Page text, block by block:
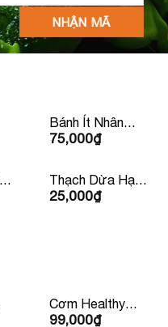
Bánh Ít Nhân
Tôm Thịt
75,000₫
Thạch Dừa Hạt
Chia
25,000₫
Cơm Healthy
Kèm Nước Ép
99,000₫